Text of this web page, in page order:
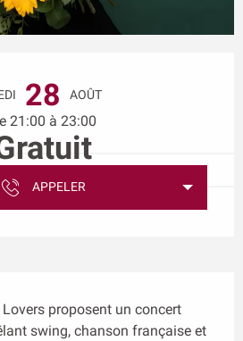
28 AOÛT
21:00 à 23:00
APPELER
proposent un concert
swing, chanson française et